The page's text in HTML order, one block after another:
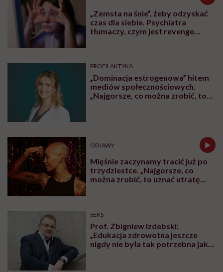
„Zemsta na śnie”, żeby odzyskać
czas dla siebie. Psychiatra
tłumaczy, czym jest revenge
PROFILAKTYKA
„Dominacja estrogenowa” hitem
mediów społecznościowych.
„Najgorsze, co można zrobić, to
OBJAWY
Mięśnie zaczynamy tracić już po
trzydziestce. „Najgorsze, co
można zrobić, to uznać utratę
SEKS
Prof. Zbigniew Izdebski:
„Edukacja zdrowotna jeszcze
nigdy nie była tak potrzebna jak